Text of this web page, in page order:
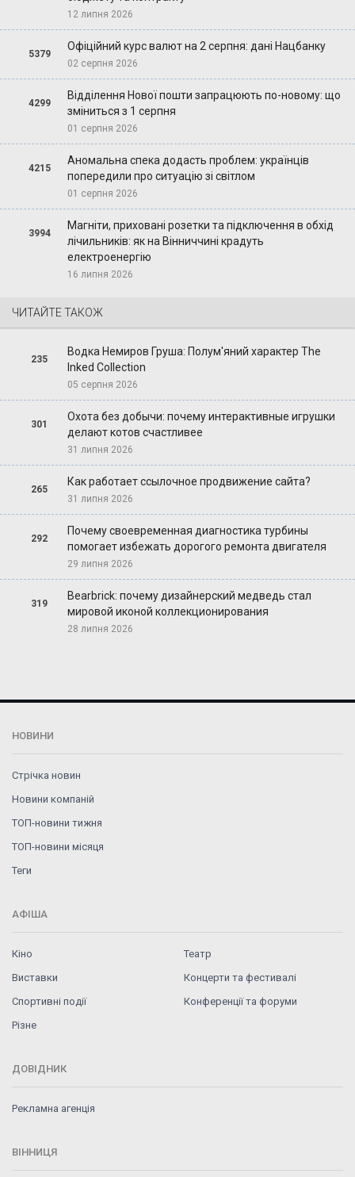
12 липня 2026
5379
Офіційний курс валют на 2 серпня: дані Нацбанку
02 серпня 2026
4299
Відділення Нової пошти запрацюють по-новому: що
зміниться з 1 серпня
01 серпня 2026
4215
Аномальна спека додасть проблем: українців
попередили про ситуацію зі світлом
01 серпня 2026
3994
Магніти, приховані розетки та підключення в обхід
лічильників: як на Вінниччині крадуть
електроенергію
16 липня 2026
ЧИТАЙТЕ ТАКОЖ
235
Водка Немиров Груша: Полум'яний характер The
Inked Collection
05 серпня 2026
301
Охота без добычи: почему интерактивные игрушки
делают котов счастливее
31 липня 2026
265
Как работает ссылочное продвижение сайта?
31 липня 2026
292
Почему своевременная диагностика турбины
помогает избежать дорогого ремонта двигателя
29 липня 2026
319
Bearbrick: почему дизайнерский медведь стал
мировой иконой коллекционирования
28 липня 2026
НОВИНИ
Стрічка новин
Новини компаній
ТОП-новини тижня
ТОП-новини місяця
Теги
АФІША
Кіно
Театр
Виставки
Концерти та фестивалі
Спортивні події
Конференції та форуми
Різне
ДОВІДНИК
Рекламна агенція
ВІННИЦЯ